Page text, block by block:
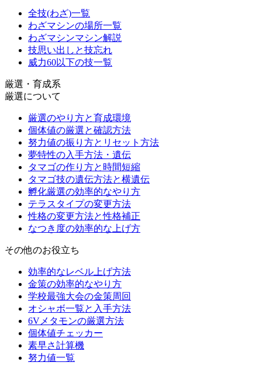
全技(わざ)一覧
わざマシンの場所一覧
わざマシンマシン解説
技思い出しと技忘れ
威力60以下の技一覧
厳選・育成系
厳選について
厳選のやり方と育成環境
個体値の厳選と確認方法
努力値の振り方とリセット方法
夢特性の入手方法・遺伝
タマゴの作り方と時間短縮
タマゴ技の遺伝方法と横遺伝
孵化厳選の効率的なやり方
テラスタイプの変更方法
性格の変更方法と性格補正
なつき度の効率的な上げ方
その他のお役立ち
効率的なレベル上げ方法
金策の効率的なやり方
学校最強大会の金策周回
オシャボ一覧と入手方法
6Vメタモンの厳選方法
個体値チェッカー
素早さ計算機
努力値一覧